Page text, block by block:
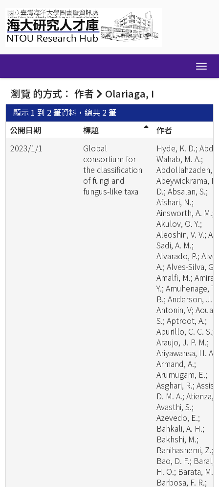
navigation
瀏覽 的方式： 作者 Olariaga, I
顯示 1 到 2 筆資料，總共 2 筆
公開日期
標題
作者
2023/1/1
Global
consortium for
the classification
of fungi and
fungus-like taxa
Hyde, K. D.;
Wahab, M. A.;
Abdollahzadeh,
Abeywickrama, P.
D.; Absalan, S.;
Afshari, N.;
Ainsworth, A. M.;
Akulov, O. Y.;
Aleoshin, V. V.; Al-
Sadi, A. M.;
Alvarado, P.;
A.; Alves-Silva, G.;
Amalfi, M.; Amira,
Y.; Amuhenage, T.
B.; Anderson, J.
Antonin, V; Aouali,
S.; Aptroot, A.;
Apurillo, C. C. S.;
Araujo, J. P. M.;
Ariyawansa, H. A.;
Armand, A.;
Arumugam, E.;
Asghari, R.; Assis,
D. M. A.; Atienza,
Avasthi, S.;
Azevedo, E.;
Bahkali, A. H.;
Bakhshi, M.;
Banihashemi, Z.;
Bao, D. F.; Baral,
H. O.; Barata, M.;
Barbosa, F. R.;